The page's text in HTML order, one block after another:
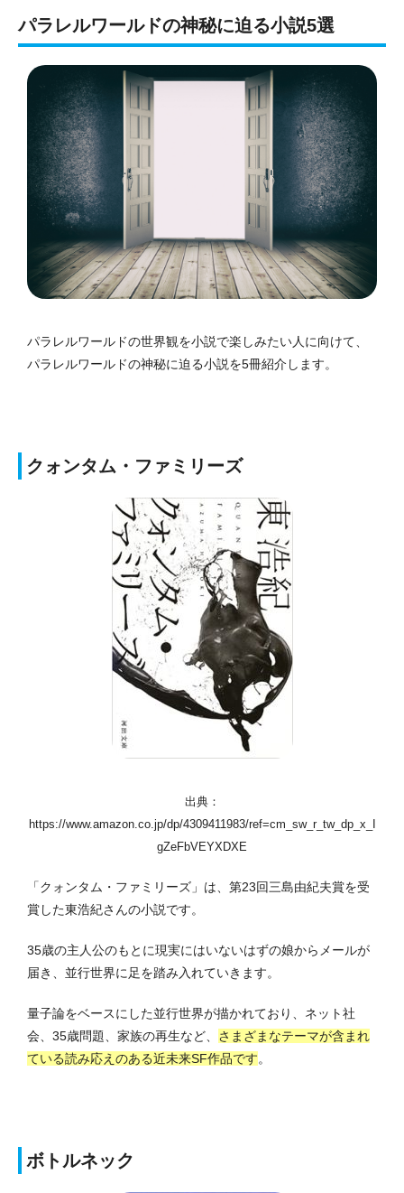
パラレルワールドの神秘に迫る小説5選
パラレルワールドの世界観を小説で楽しみたい人に向けて、
パラレルワールドの神秘に迫る小説を5冊紹介します。
クォンタム・ファミリーズ
出典：
https://www.amazon.co.jp/dp/4309411983/ref=cm_sw_r_tw_dp_x_I
gZeFbVEYXDXE
「クォンタム・ファミリーズ」は、第23回三島由紀夫賞を受
賞した東浩紀さんの小説です。
35歳の主人公のもとに現実にはいないはずの娘からメールが
届き、並行世界に足を踏み入れていきます。
量子論をベースにした並行世界が描かれており、ネット社
会、35歳問題、家族の再生など、 さまざまなテーマが含まれ
ている読み応えのある近未来SF作品です。
ボトルネック